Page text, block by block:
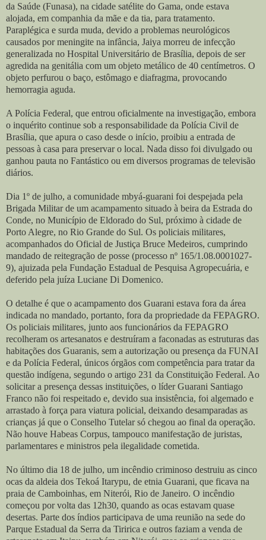
da Saúde (Funasa), na cidade satélite do Gama, onde estava
alojada, em companhia da mãe e da tia, para tratamento.
Paraplégica e surda muda, devido a problemas neurológicos
causados por meningite na infância, Jaiya morreu de infecção
generalizada no Hospital Universitário de Brasília, depois de ser
agredida na genitália com um objeto metálico de 40 centímetros. O
objeto perfurou o baço, estômago e diafragma, provocando
hemorragia aguda.
A Polícia Federal, que entrou oficialmente na investigação, embora
o inquérito continue sob a responsabilidade da Polícia Civil de
Brasília, que apura o caso desde o início, proibiu a entrada de
pessoas à casa para preservar o local. Nada disso foi divulgado ou
ganhou pauta no Fantástico ou em diversos programas de televisão
diários.
Dia 1º de julho, a comunidade mbyá-guarani foi despejada pela
Brigada Militar de um acampamento situado à beira da Estrada do
Conde, no Município de Eldorado do Sul, próximo à cidade de
Porto Alegre, no Rio Grande do Sul. Os policiais militares,
acompanhados do Oficial de Justiça Bruce Medeiros, cumprindo
mandado de reitegração de posse (processo nº 165/1.08.0001027-
9), ajuizada pela Fundação Estadual de Pesquisa Agropecuária, e
deferido pela juíza Luciane Di Domenico.
O detalhe é que o acampamento dos Guarani estava fora da área
indicada no mandado, portanto, fora da propriedade da FEPAGRO.
Os policiais militares, junto aos funcionários da FEPAGRO
recolheram os artesanatos e destruíram a faconadas as estruturas das
habitações dos Guaranis, sem a autorização ou presença da FUNAI
e da Polícia Federal, únicos órgãos com competência para tratar da
questão indígena, segundo o artigo 231 da Constituição Federal. Ao
solicitar a presença dessas instituições, o líder Guarani Santiago
Franco não foi respeitado e, devido sua insistência, foi algemado e
arrastado à força para viatura policial, deixando desamparadas as
crianças já que o Conselho Tutelar só chegou ao final da operação.
Não houve Habeas Corpus, tampouco manifestação de juristas,
parlamentares e ministros pela ilegalidade cometida.
No último dia 18 de julho, um incêndio criminoso destruiu as cinco
ocas da aldeia dos Tekoá Itarypu, de etnia Guarani, que ficava na
praia de Camboinhas, em Niterói, Rio de Janeiro. O incêndio
começou por volta das 12h30, quando as ocas estavam quase
desertas. Parte dos índios participava de uma reunião na sede do
Parque Estadual da Serra da Tiririca e outros faziam a venda de